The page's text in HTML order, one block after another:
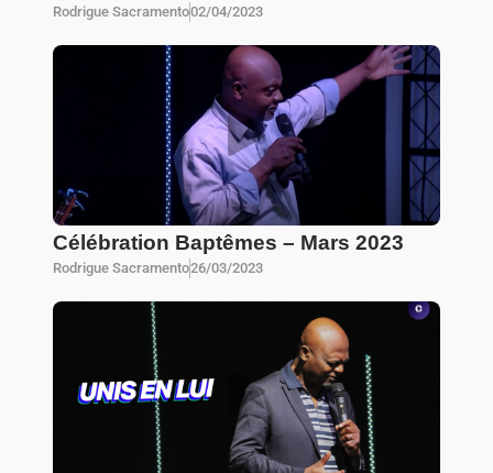
Rodrigue Sacramento02/04/2023
Célébration Baptêmes – Mars 2023
Rodrigue Sacramento26/03/2023